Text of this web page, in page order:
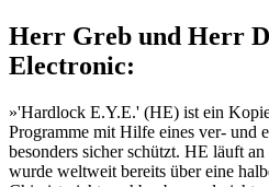
Herr Greb und Herr
Electronic:
»'Hardlock E.Y.E.' (HE) ist ein
Programme mit Hilfe eines ver- und
besonders sicher schützt. HE läuft
wurde weltweit bereits über eine